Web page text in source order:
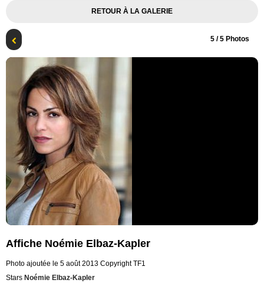
RETOUR À LA GALERIE
5 / 5 Photos
Affiche Noémie Elbaz-Kapler
Photo ajoutée le 5 août 2013 Copyright TF1
Stars Noémie Elbaz-Kapler